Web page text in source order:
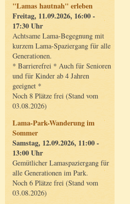
"Lamas hautnah" erleben
Freitag, 11.09.2026, 16:00 -
17:30 Uhr
Achtsame Lama-Begegnung mit
kurzem Lama-Spaziergang für alle
Generationen.
* Barrierefrei * Auch für Senioren
und für Kinder ab 4 Jahren
geeignet *
Noch 8 Plätze frei (Stand vom
03.08.2026)
Lama-Park-Wanderung im
Sommer
Samstag, 12.09.2026, 11:00 -
13:00 Uhr
Gemütlicher Lamaspaziergang für
alle Generationen im Park.
Noch 6 Plätze frei (Stand vom
03.08.2026)